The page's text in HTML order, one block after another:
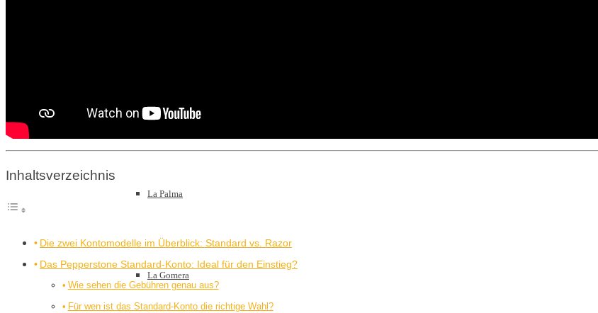
Fuerteventura
La Palma
La Gomera
Inhaltsverzeichnis
Die zwei Kontomodelle im Überblick: Standard vs. Razor
Das Pepperstone Standard-Konto: Ideal für den Einstieg?
Wie sehen die Gebühren genau aus?
Für wen ist das Standard-Konto die richtige Wahl?